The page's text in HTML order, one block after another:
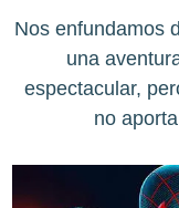
Nos enfundamos
una
espectacular,
no